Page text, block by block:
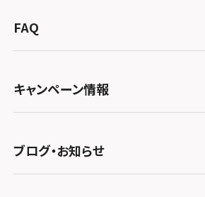
スマホスピタル 高崎
スマホスピタル鴻巣
スマホスピタル テルル三芳
スマホスピタル 熊谷
スマホスピタル ゲオデジタルベ
スマホスピタル埼玉大宮
スマホスピタルアル・プラザ小松
スマホスピタル 北陸総合修理
スマホスピタル 長野
東海
スマホスピタル岐阜
スマホスピタル 浜松
スマホスピタル静岡パルコ
スマホスピタル 藤枝
スマホスピタル名古屋駅前
関西
スマホスピタル 大阪梅田
スマホスピタル by デジホ 梅田
スマホスピタル京橋
中国・四国
スマホスピタル岡山駅前
スマホスピタル by デジホ マー
ち
総務省登録業者
特定商取引法に関する表記
プライバシーポリシー
郵送修理依頼
郵送修理の流れ
FAQ
キャンペーン情報
キャンペーン一覧
ブログ・お知らせ